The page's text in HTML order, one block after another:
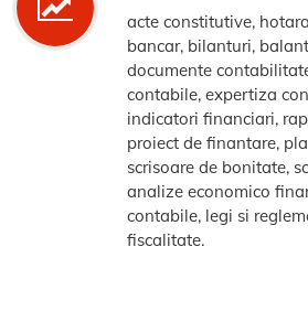
acte constitutive,
bancar, bilanturi,
documente
contabile, expertiza
indicatori financiari,
proiect de finantare,
scrisoare de bonitate,
analize economico
contabile, legi si
fiscalitate.